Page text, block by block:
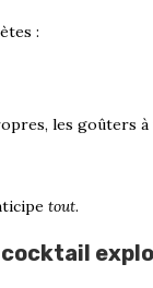
:
les goûters à
tout.
cocktail